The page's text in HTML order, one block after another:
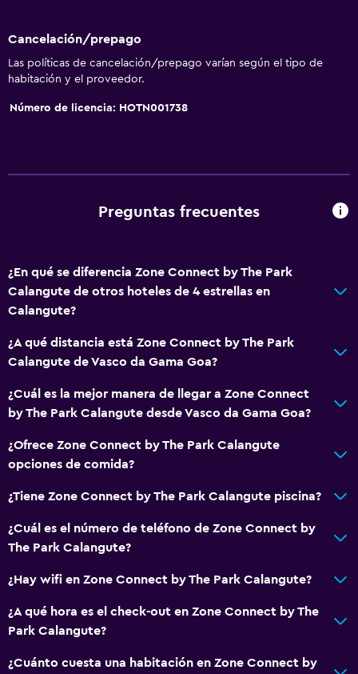
Servicio de habitaciones
Mostrador de información turística
Recepción 24 horas
Wifi
Toallas
Extinguidor
Champú
Aire acondicionado
Acondicionador
General
Habitaciones familiares
Zona de estar
Vista al patio interior
Cancelación/prepago
Las políticas de cancelación/prepago varían según el tipo de
habitación y el proveedor.
Número de licencia: HOTN001738
Preguntas frecuentes
¿En qué se diferencia Zone Connect by The Park
Calangute de otros hoteles de 4 estrellas en
Calangute?
¿A qué distancia está Zone Connect by The Park
Calangute de Vasco da Gama Goa?
¿Cuál es la mejor manera de llegar a Zone Connect
by The Park Calangute desde Vasco da Gama Goa?
¿Ofrece Zone Connect by The Park Calangute
opciones de comida?
¿Tiene Zone Connect by The Park Calangute piscina?
¿Cuál es el número de teléfono de Zone Connect by
The Park Calangute?
¿Hay wifi en Zone Connect by The Park Calangute?
¿A qué hora es el check-out en Zone Connect by The
Park Calangute?
¿Cuánto cuesta una habitación en Zone Connect by